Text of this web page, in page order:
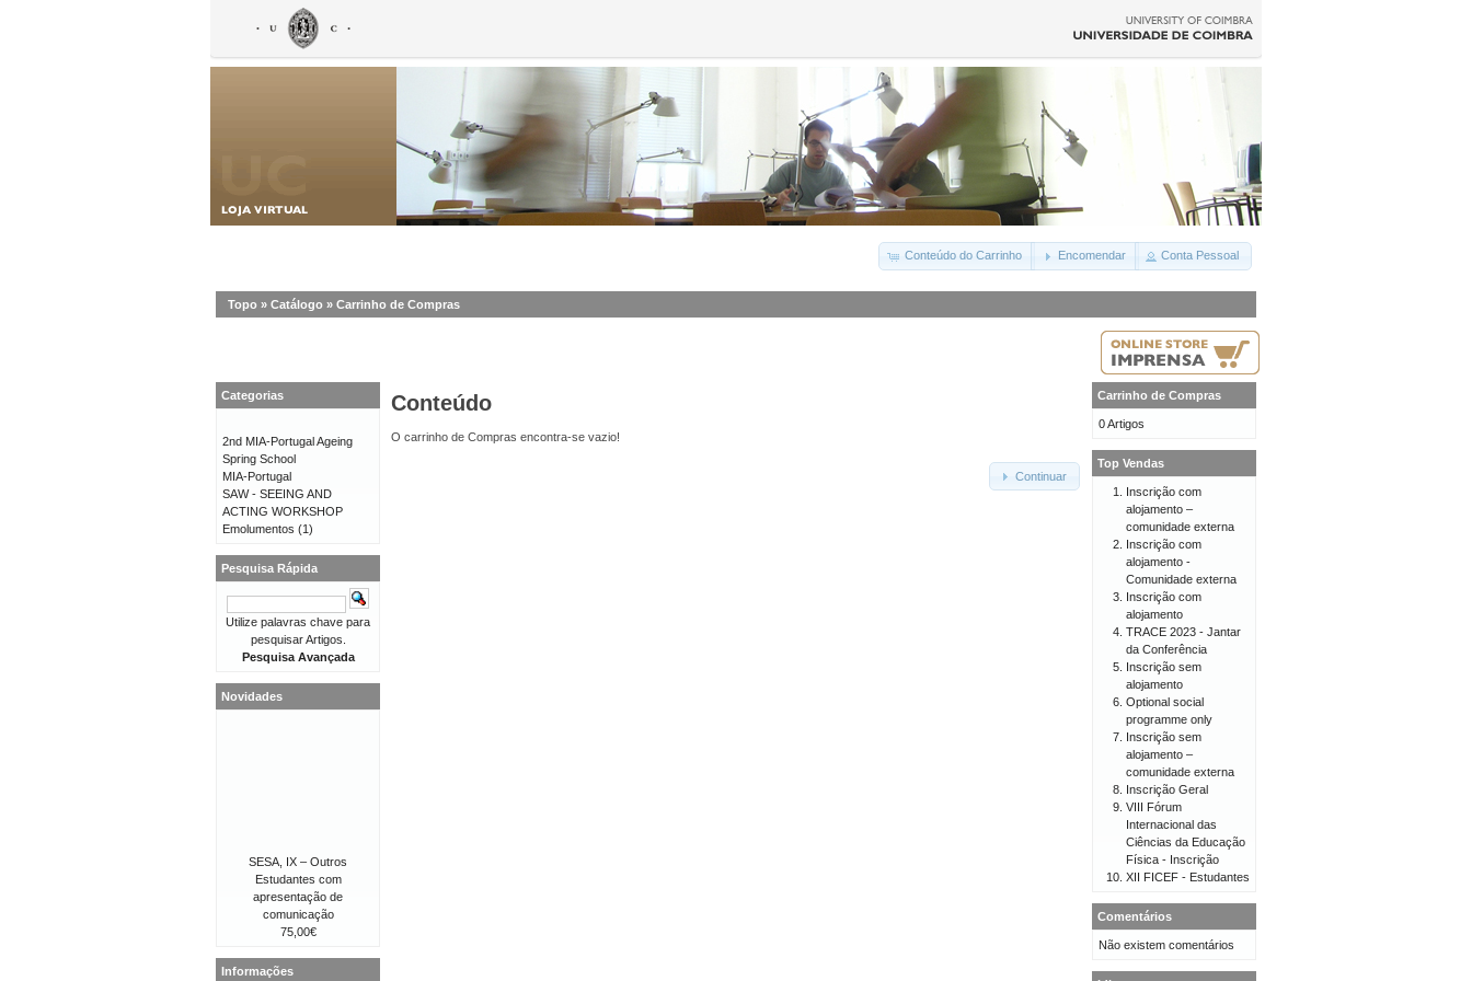
Conteúdo do Carrinho Encomendar Conta Pessoal
Topo » Catálogo » Carrinho de Compras
Conteúdo
O carrinho de Compras encontra-se vazio!
Continuar
Categorias
2nd MIA-Portugal Ageing
Spring School
MIA-Portugal
SAW - SEEING AND
ACTING WORKSHOP
Emolumentos (1)
Pesquisa Rápida
Utilize palavras chave para
pesquisar Artigos.
Pesquisa Avançada
Novidades
SESA, IX – Outros
Estudantes com
apresentação de
comunicação
75,00€
Informações
Carrinho de Compras
0 Artigos
Top Vendas
Inscrição com
alojamento –
comunidade externa
Inscrição com
alojamento -
Comunidade externa
Inscrição com
alojamento
TRACE 2023 - Jantar
da Conferência
Inscrição sem
alojamento
Optional social
programme only
Inscrição sem
alojamento –
comunidade externa
Inscrição Geral
VIII Fórum
Internacional das
Ciências da Educação
Física - Inscrição
XII FICEF - Estudantes
Comentários
Não existem comentários